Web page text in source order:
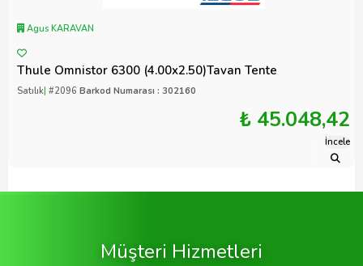
Agus KARAVAN
Thule Omnistor 6300 (4.00x2.50)Tavan Tente
Satılık| #2096 Barkod Numarası : 302160
₺ 45.048,42
İncele
Müşteri Hizmetleri